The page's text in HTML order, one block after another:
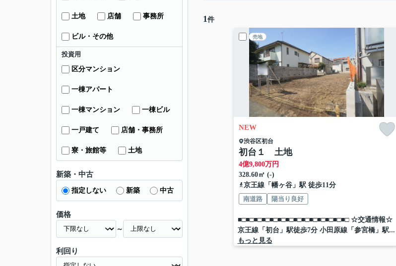
1 件
売地
NEW
渋谷区初台
初台１ 土地
4億9,800万円
328.60㎡ (-)
京王線「 幡ヶ谷」駅 徒歩11分
南道路
陽当り良好
■□■□■□■□■□■□■□■□■□■□■□■□■□■□ ☆交通情報☆
京王線「初台」駅徒歩7分 小田原線「参宮橋」駅...
もっと見る
土地 店舗 事務所
ビル・その他
投資用
区分マンション
一棟アパート
一棟マンション 一棟ビル
一戸建て 店舗・事務所
寮・旅館等 土地
新築・中古
指定しない 新築 中古
価格
～
利回り